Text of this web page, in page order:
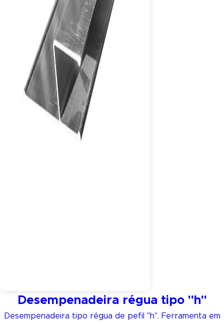
Desempenadeira régua tipo "h"
Desempenadeira tipo régua de pefil "h". Ferramenta em